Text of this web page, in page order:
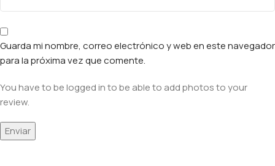
Guarda mi nombre, correo electrónico y web en este navegador
para la próxima vez que comente.
You have to be logged in to be able to add photos to your
review.